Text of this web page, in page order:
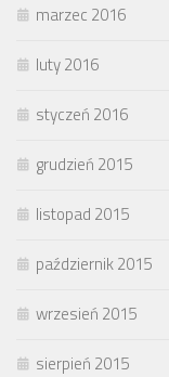
marzec 2016
luty 2016
styczeń 2016
grudzień 2015
listopad 2015
październik 2015
wrzesień 2015
sierpień 2015